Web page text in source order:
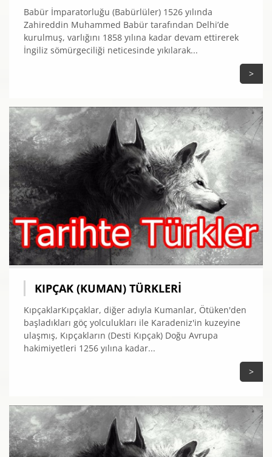
Babür İmparatorluğu (Babürlüler) 1526 yılında
Zahireddin Muhammed Babür tarafından Delhi’de
kurulmuş, varlığını 1858 yılına kadar devam ettirerek
İngiliz sömürgeciliği neticesinde yıkılarak...
>
KIPÇAK (KUMAN) TÜRKLERI
KıpçaklarKıpçaklar, diğer adıyla Kumanlar, Ötüken'den
başladıkları göç yolculukları ile Karadeniz'in kuzeyine
ulaşmış, Kıpçakların (Desti Kıpçak) Doğu Avrupa
hakimiyetleri 1256 yılına kadar...
>